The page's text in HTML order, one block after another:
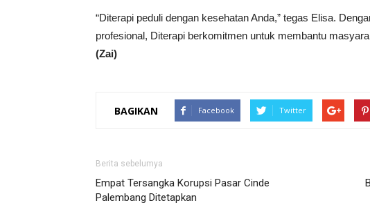
“Diterapi peduli dengan kesehatan Anda,” tegas Elisa.
profesional, Diterapi berkomitmen untuk membantu
(Zai)
BAGIKAN Facebook Twitter
Berita sebelumya
Empat Tersangka Korupsi Pasar Cinde
Palembang Ditetapkan